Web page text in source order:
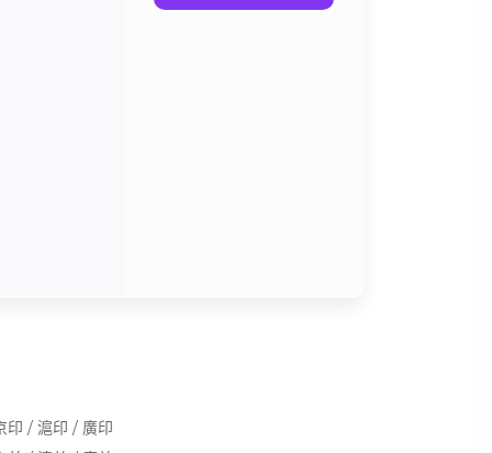
印 / 滬印 / 廣印